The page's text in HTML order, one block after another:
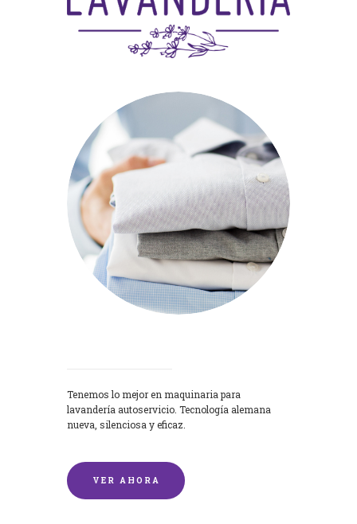
Tenemos lo mejor en maquinaria para
lavandería autoservicio. Tecnología alemana
nueva, silenciosa y eficaz.
VER AHORA